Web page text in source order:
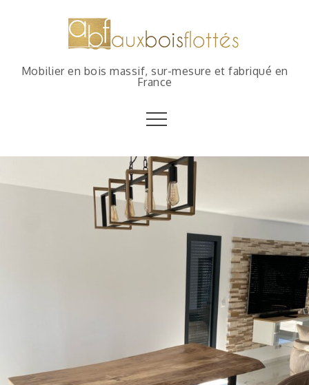
Mobilier en bois massif, sur-mesure et fabriqué en
France